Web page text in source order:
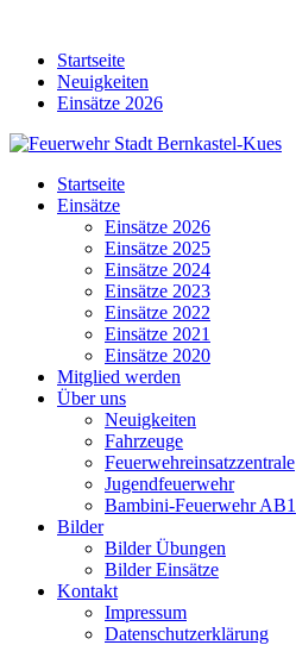
contentStartseite
Neuigkeiten
Einsätze 2026
Startseite
Einsätze
Einsätze 2026
Einsätze 2025
Einsätze 2024
Einsätze 2023
Einsätze 2022
Einsätze 2021
Einsätze 2020
Mitglied werden
Über uns
Neuigkeiten
Fahrzeuge
Feuerwehreinsatzzentrale
Jugendfeuerwehr
Bambini-Feuerwehr AB1
Bilder
Bilder Übungen
Bilder Einsätze
Kontakt
Impressum
Datenschutzerklärung